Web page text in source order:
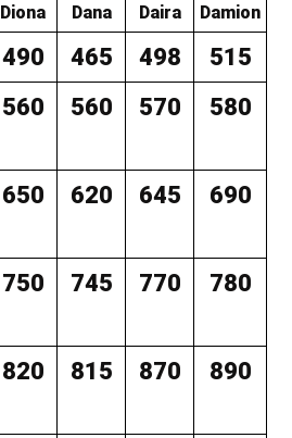
Diona Dana Daira
Damion
490 465 498
515
560 560 570 580
650 620 645 690
750 745 770 780
820 815 870 890